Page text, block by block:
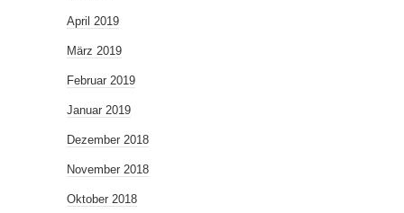
April 2019
März 2019
Februar 2019
Januar 2019
Dezember 2018
November 2018
Oktober 2018